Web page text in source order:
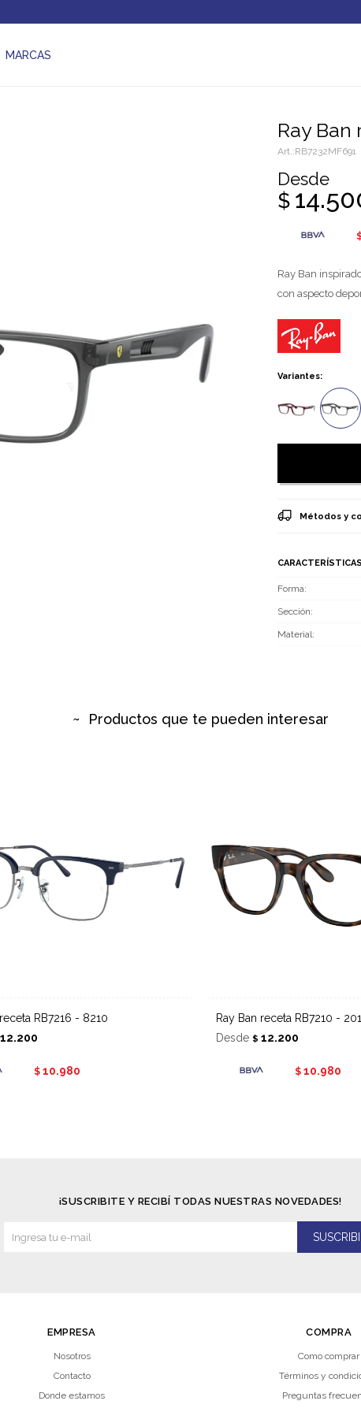
MARCAS
Ray
RB7232MF691
Desde
$
Ray Ban
con aspecto
Variantes:
Métodos y
CARACTERÍSTICAS
Forma
Sección
Material
Productos que te pueden interesar
receta RB7216 - 8210
12.200
$ 10.980
Ray Ban receta RB7210 -
Desde $ 12.200
$ 10.980
EMPRESA
Nosotros
Contacto
Donde estamos
COMPRA
Como comprar
Términos y
Preguntas
¡SUSCRIBITE Y RECIBÍ TODAS NUESTRAS NOVEDADES!